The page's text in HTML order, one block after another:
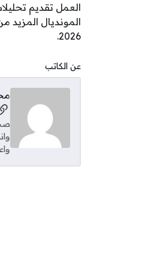
العمل تقديم
المونديال
2026.
عن الكاتب